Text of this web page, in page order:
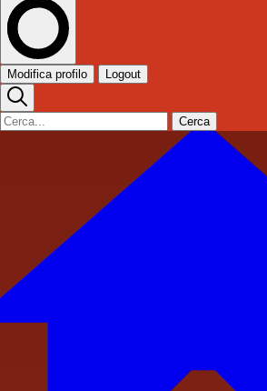
Modifica profilo Logout
Cerca